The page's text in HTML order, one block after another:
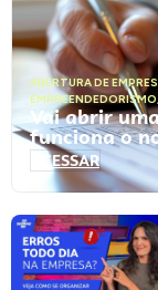
ABERTURA DE
EMPREENDEDORISMO,
Vai abrir
funciona o
ACESSAR